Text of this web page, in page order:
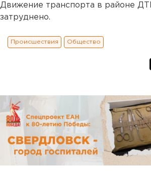
Движение транспорта в районе
затруднено.
Происшествия Общество